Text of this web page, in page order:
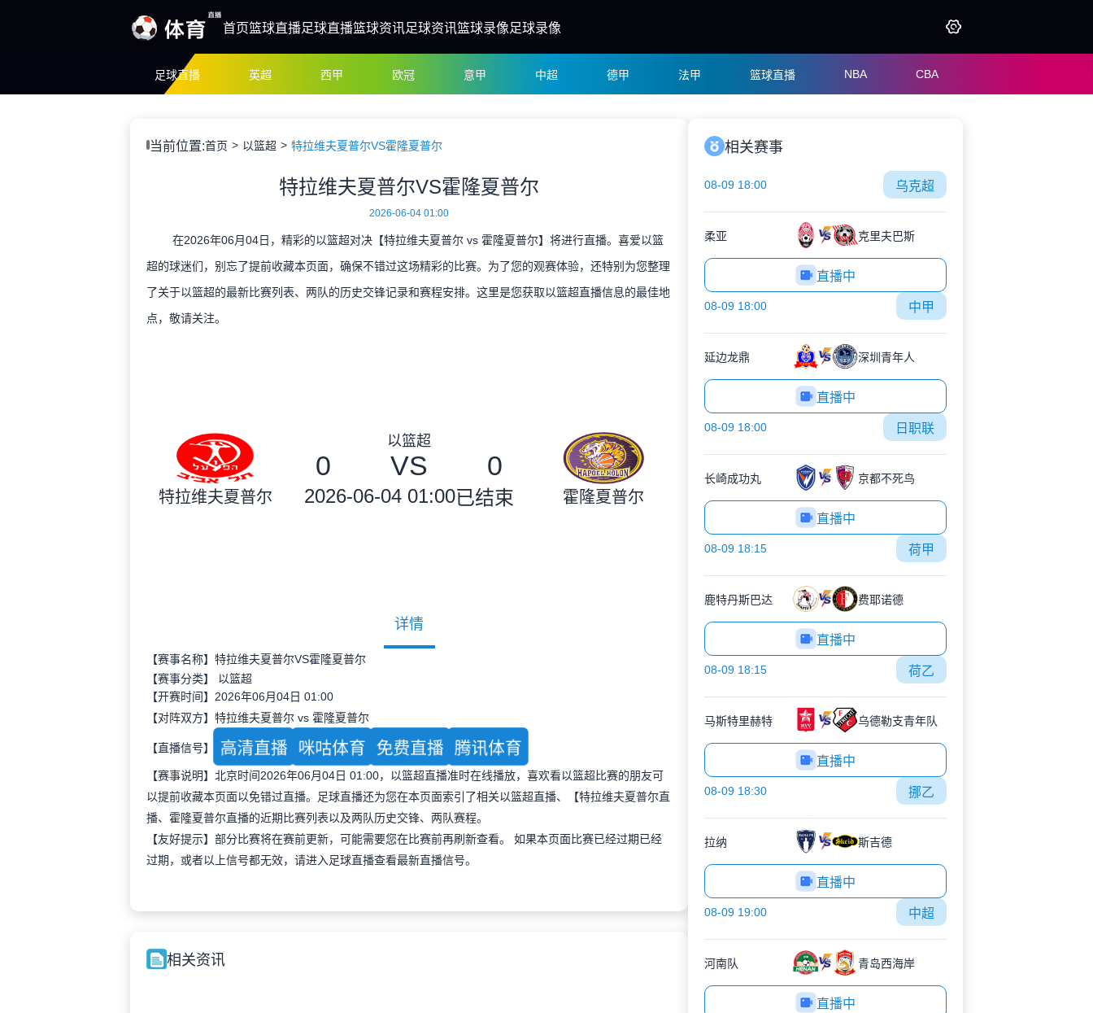
首页篮球直播足球直播篮球资讯足球资讯篮球录像足球录像
足球直播 英超 西甲 欧冠 意甲 中超 德甲 法甲 篮球直播 NBA CBA
当前位置:首页 以篮超 特拉维夫夏普尔VS霍隆夏普尔
特拉维夫夏普尔VS霍隆夏普尔
2026-06-04 01:00
在2026年06月04日，精彩的以篮超对决【特拉维夫夏普尔 vs 霍隆夏普尔】将进行直播。喜爱以篮
超的球迷们，别忘了提前收藏本页面，确保不错过这场精彩的比赛。为了您的观赛体验，还特别为您整理
了关于以篮超的最新比赛列表、两队的历史交锋记录和赛程安排。这里是您获取以篮超直播信息的最佳地
点，敬请关注。
特拉维夫夏普尔
以篮超
0 VS 0
2026-06-04 01:00已结束 霍隆夏普尔
详情
【赛事名称】特拉维夫夏普尔VS霍隆夏普尔
【赛事分类】 以篮超
【开赛时间】2026年06月04日 01:00
【对阵双方】特拉维夫夏普尔 vs 霍隆夏普尔
【直播信号】 高清直播 咪咕体育 免费直播 腾讯体育
【赛事说明】北京时间2026年06月04日 01:00，以篮超直播准时在线播放，喜欢看以篮超比赛的朋友可
以提前收藏本页面以免错过直播。足球直播还为您在本页面索引了相关以篮超直播、【特拉维夫夏普尔直
播、霍隆夏普尔直播的近期比赛列表以及两队历史交锋、两队赛程。
【友好提示】部分比赛将在赛前更新，可能需要您在比赛前再刷新查看。 如果本页面比赛已经过期已经
过期，或者以上信号都无效，请进入足球直播查看最新直播信号。
相关资讯
相关赛事
08-09 18:00 乌克超
柔亚 克里夫巴斯
直播中
08-09 18:00 中甲
延边龙鼎 深圳青年人
直播中
08-09 18:00 日职联
长崎成功丸 京都不死鸟
直播中
08-09 18:15 荷甲
鹿特丹斯巴达 费耶诺德
直播中
08-09 18:15 荷乙
马斯特里赫特 乌德勒支青年队
直播中
08-09 18:30 挪乙
拉纳 斯吉德
直播中
08-09 19:00 中超
河南队 青岛西海岸
直播中